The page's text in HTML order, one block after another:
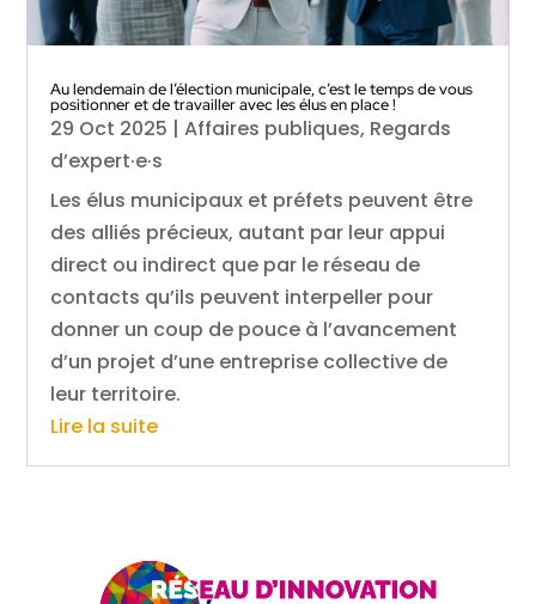
Au lendemain de l’élection municipale, c’est le temps de vous
positionner et de travailler avec les élus en place !
29 Oct 2025 |Affaires publiques, Regards
d’expert·e·s
Les élus municipaux et préfets peuvent être
des alliés précieux, autant par leur appui
direct ou indirect que par le réseau de
contacts qu’ils peuvent interpeller pour
donner un coup de pouce à l’avancement
d’un projet d’une entreprise collective de
leur territoire.
Lire la suite